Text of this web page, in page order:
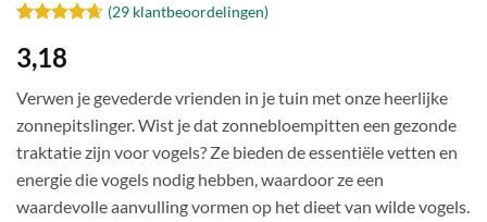
4.66 op 5
gebaseerd
op
waarderingen
(29klantbeoordelingen)
3,18
Verwen je gevederde vrienden in je tuin met onze heerlijke
zonnepitslinger. Wist je dat zonnebloempitten een gezonde
traktatie zijn voor vogels? Ze bieden de essentiële vetten en
energie die vogels nodig hebben, waardoor ze een
waardevolle aanvulling vormen op het dieet van wilde vogels.